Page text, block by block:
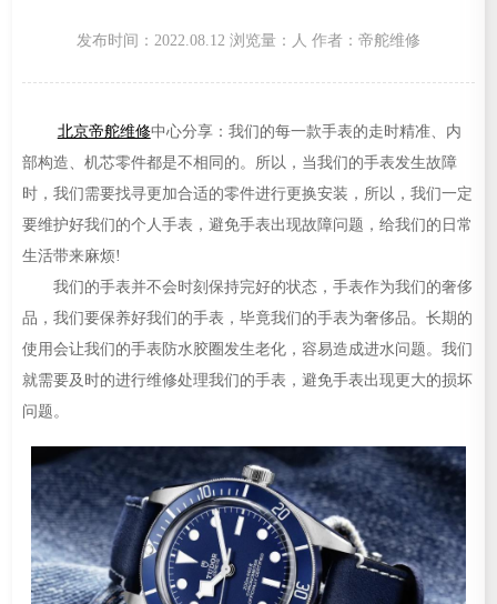
发布时间：2022.08.12 浏览量： 人 作者：帝舵维修
北京帝舵维修中心分享：我们的每一款手表的走时精准、内
部构造、机芯零件都是不相同的。所以，当我们的手表发生故障
时，我们需要找寻更加合适的零件进行更换安装，所以，我们一定
要维护好我们的个人手表，避免手表出现故障问题，给我们的日常
生活带来麻烦!
我们的手表并不会时刻保持完好的状态，手表作为我们的奢侈
品，我们要保养好我们的手表，毕竟我们的手表为奢侈品。长期的
使用会让我们的手表防水胶圈发生老化，容易造成进水问题。我们
就需要及时的进行维修处理我们的手表，避免手表出现更大的损坏
问题。